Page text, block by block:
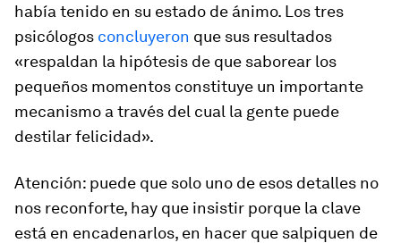
había tenido en su estado de ánimo. Los tres
psicólogos concluyeron que sus resultados
«respaldan la hipótesis de que saborear los
pequeños momentos constituye un importante
mecanismo a través del cual la gente puede
destilar felicidad».
Atención: puede que solo uno de esos detalles no
nos reconforte, hay que insistir porque la clave
está en encadenarlos, en hacer que salpiquen de